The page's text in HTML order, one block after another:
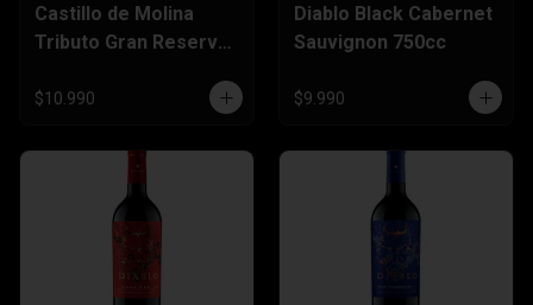
Castillo de Molina
Tributo Gran Reserva
$10.990
Diablo Black Cabernet
Sauvignon 750cc
$9.990